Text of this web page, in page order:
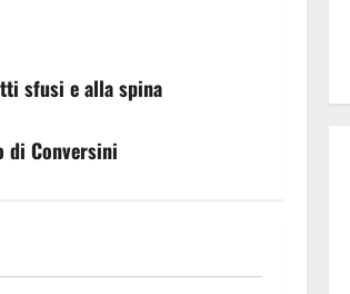
sfusi e alla spina
di Conversini